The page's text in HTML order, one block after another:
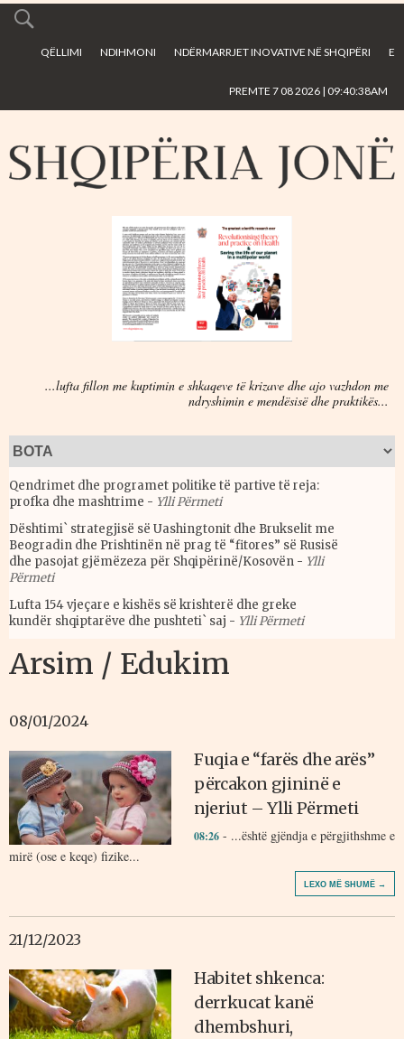
main
QËLLIMI NDIHMONI NDËRMARRJET INOVATIVE NË SHQIPËRI E
PREMTE 7 08 2026 | 09:40:38AM
...lufta fillon me kuptimin e shkaqeve të krizave dhe ajo vazhdon me
ndryshimin e mendësisë dhe praktikës...
Qendrimet dhe programet politike të partive të reja:
profka dhe mashtrime - Ylli Përmeti
Dështimi` strategjisë së Uashingtonit dhe Brukselit me
Beogradin dhe Prishtinën në prag të “fitores” së Rusisë
dhe pasojat gjëmëzeza për Shqipërinë/Kosovën - Ylli
Përmeti
Lufta 154 vjeçare e kishës së krishterë dhe greke
kundër shqiptarëve dhe pushteti` saj - Ylli Përmeti
Arsim / Edukim
08/01/2024
Fuqia e “farës dhe arës”
përcakon gjininë e
njeriut – Ylli Përmeti
08:26 - ...është gjëndja e përgjithshme e
mirë (ose e keqe) fizike...
LEXO MË SHUMË →
21/12/2023
Habitet shkenca:
derrkucat kanë
dhembshuri,